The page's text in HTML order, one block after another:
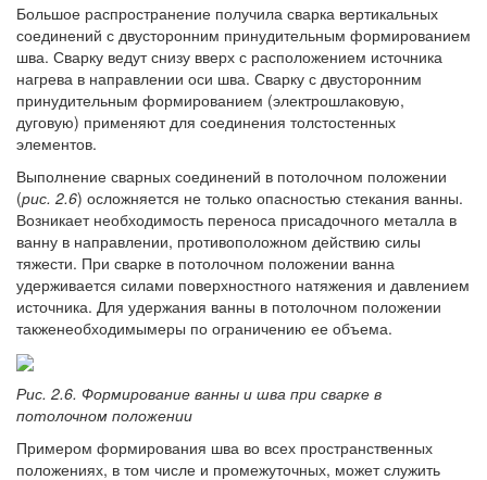
Большое распространение получила сварка вертикальных
соединений с двусторонним принудительным формированием
шва. Сварку ведут снизу вверх с расположением источника
нагрева в направлении оси шва. Сварку с двусторонним
принудительным формированием (электрошлаковую,
дуговую) применяют для соединения толстостенных
элементов.
Выполнение сварных соединений в потолочном положении
(рис. 2.6) осложняется не только опасностью стекания ванны.
Возникает необходимость переноса присадочного металла в
ванну в направлении, противоположном действию силы
тяжести. При сварке в потолочном положении ванна
удерживается силами поверхностного натяжения и давлением
источника. Для удержания ванны в потолочном положении
такженеобходимымеры по ограничению ее объема.
Рис. 2.6. Формирование ванны и шва при сварке в
потолочном положении
Примером формирования шва во всех пространственных
положениях, в том числе и промежуточных, может служить